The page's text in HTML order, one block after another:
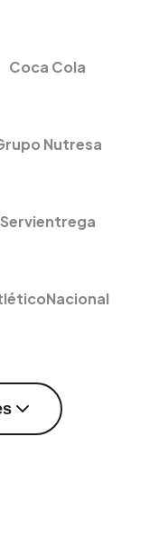
Coca Cola
Nutresa
Servientrega